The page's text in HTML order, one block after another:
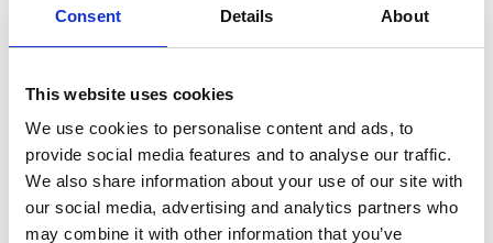
Consent Details About
This website uses cookies
We use cookies to personalise content and ads, to
provide social media features and to analyse our traffic.
We also share information about your use of our site with
our social media, advertising and analytics partners who
may combine it with other information that you’ve
Framgångsrika konstinvesteringar kräver stort
kapitalåtagande samt expertis och kontaktnät.
globala konstmarknaden. Medlemmar i
investeringskommittén har historiskt på andra
positioner köpt konst för ca 2 miljarder euro och
varit framgångsrika vid handel med konst ur ett